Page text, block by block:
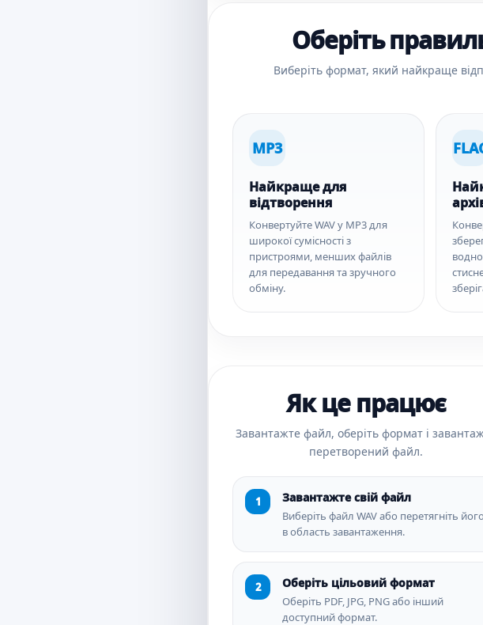
Оберіть
Виберіть формат, який найкраще
MP3
Найкраще для
відтворення
Конвертуйте WAV у MP3 для
широкої сумісності з
пристроями, менших файлів
для передавання та зручного
обміну.
Як це працює
Завантажте файл, оберіть формат і
перетворений файл.
Завантажте свій файл
Виберіть файл WAV або перетягніть його
в область завантаження.
Оберіть цільовий формат
Оберіть PDF, JPG, PNG або інший
доступний формат.